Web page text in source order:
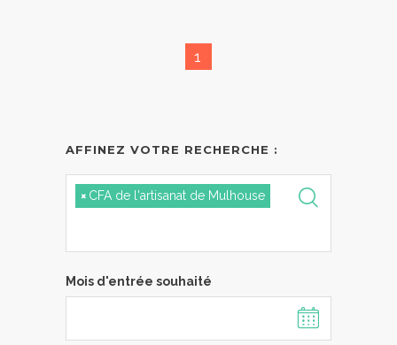
1
AFFINEZ VOTRE RECHERCHE :
× CFA de l'artisanat de Mulhouse
Mois d'entrée souhaité